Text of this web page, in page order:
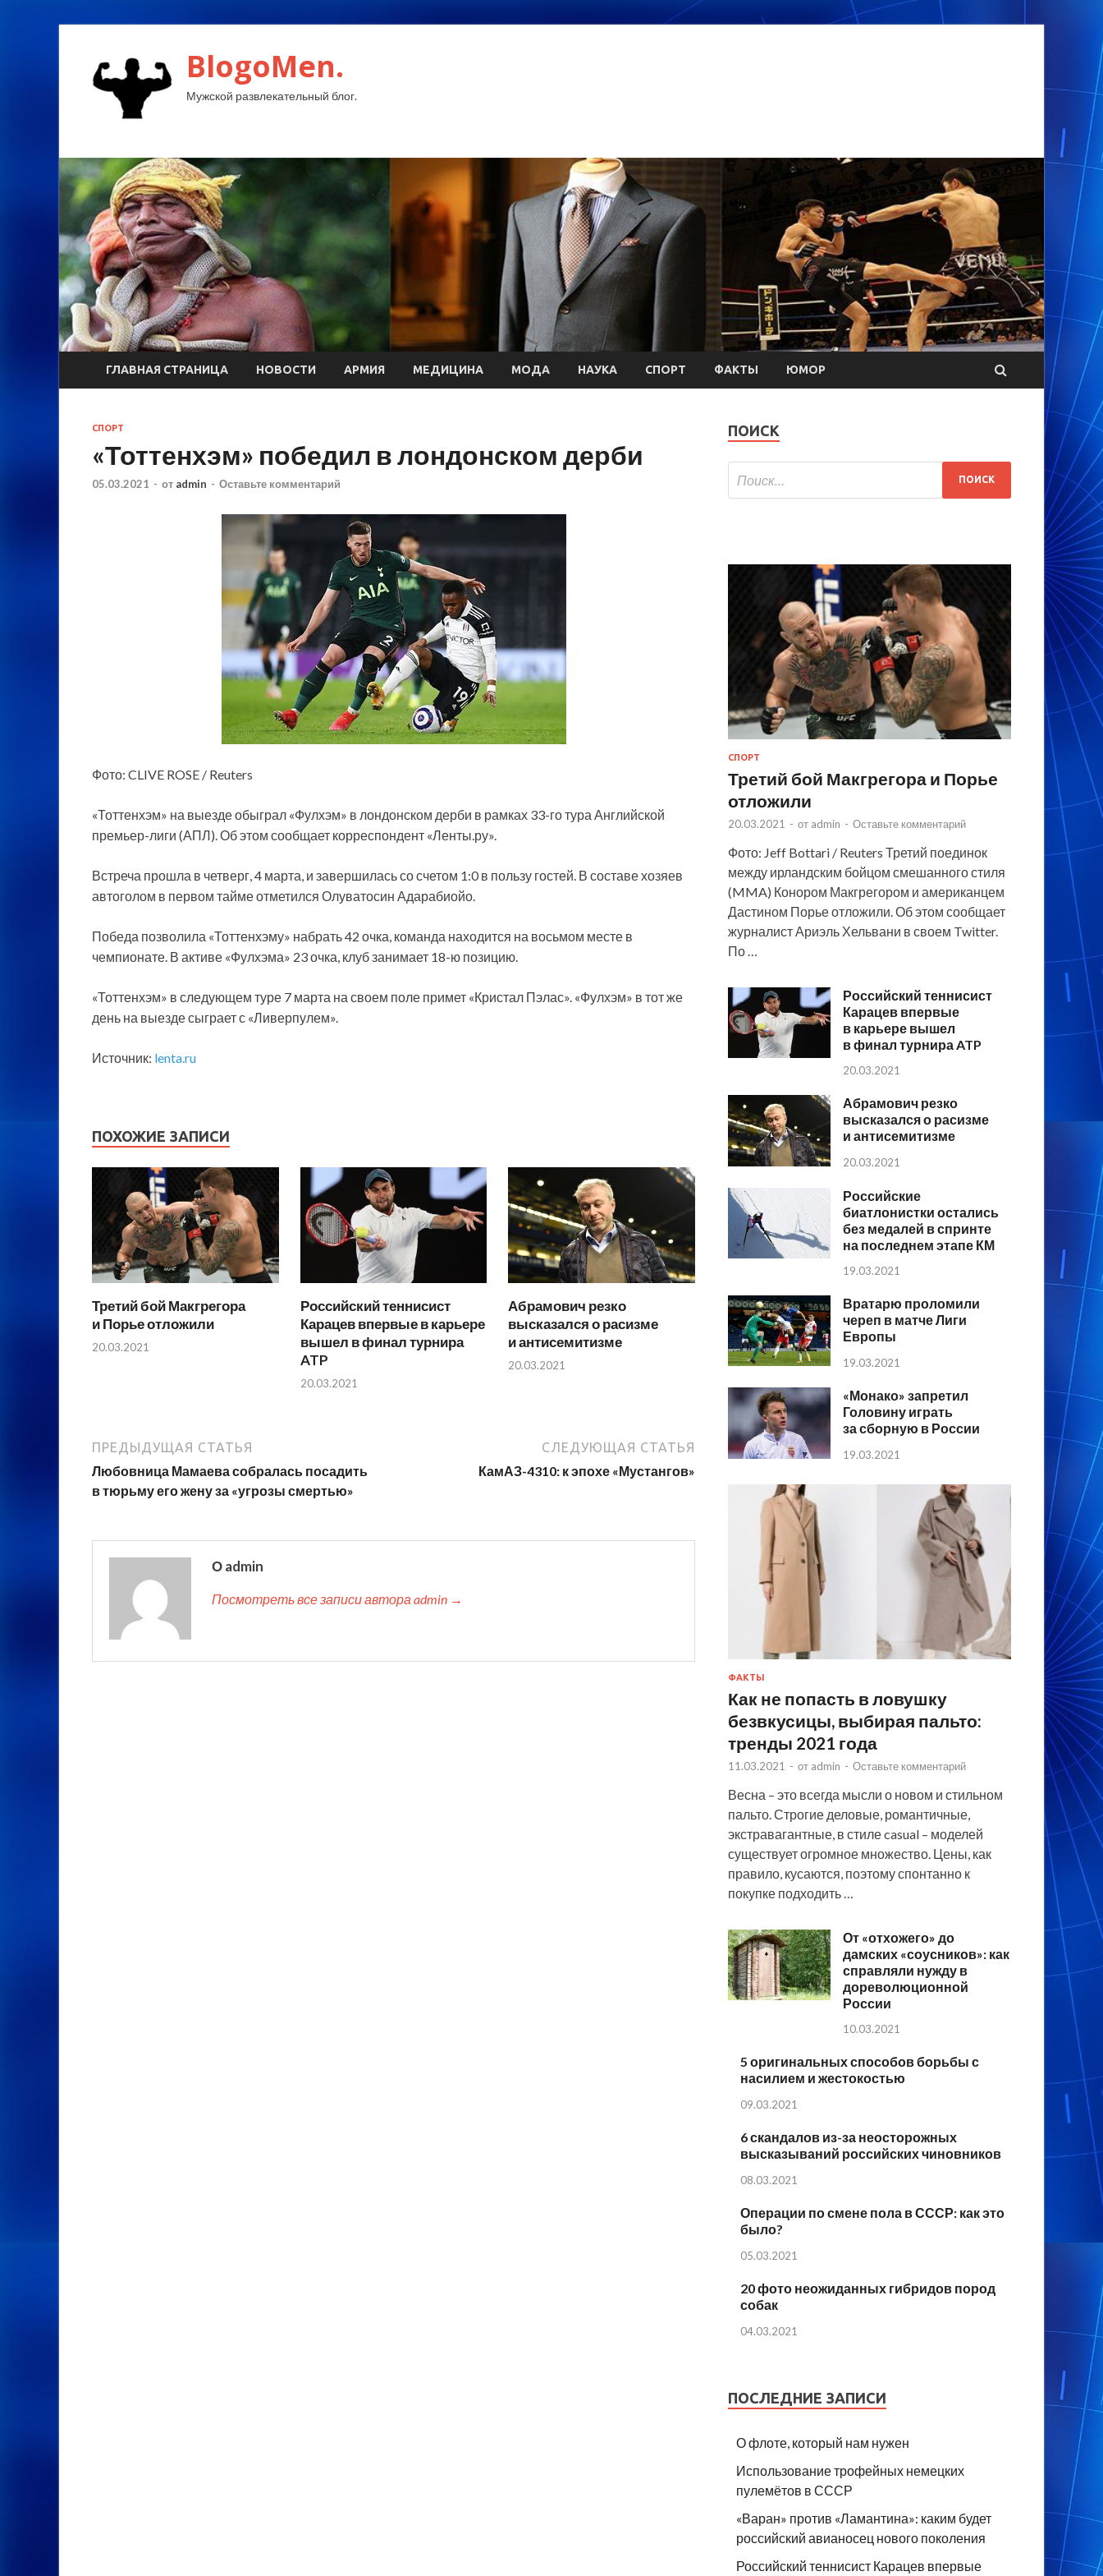
BlogoMen.
Мужской развлекательный блог.
ГЛАВНАЯ СТРАНИЦА НОВОСТИ АРМИЯ МЕДИЦИНА МОДА НАУКА СПОРТ ФАКТЫ ЮМОР
СПОРТ
«Тоттенхэм» победил в лондонском дерби
05.03.2021 - от admin - Оставьте комментарий
Фото: CLIVE ROSE / Reuters
«Тоттенхэм» на выезде обыграл «Фулхэм» в лондонском дерби в рамках 33-го тура Английской
премьер-лиги (АПЛ). Об этом сообщает корреспондент «Ленты.ру».
Встреча прошла в четверг, 4 марта, и завершилась со счетом 1:0 в пользу гостей. В составе хозяев
автоголом в первом тайме отметился Олуватосин Адарабиойо.
Победа позволила «Тоттенхэму» набрать 42 очка, команда находится на восьмом месте в
чемпионате. В активе «Фулхэма» 23 очка, клуб занимает 18-ю позицию.
«Тоттенхэм» в следующем туре 7 марта на своем поле примет «Кристал Пэлас». «Фулхэм» в тот же
день на выезде сыграет с «Ливерпулем».
Источник: lenta.ru
ПОХОЖИЕ ЗАПИСИ
Третий бой Макгрегора
и Порье отложили
20.03.2021
Российский теннисист
Карацев впервые в карьере
вышел в финал турнира
ATP
20.03.2021
Абрамович резко
высказался о расизме
и антисемитизме
20.03.2021
ПРЕДЫДУЩАЯ СТАТЬЯ
Любовница Мамаева собралась посадить
в тюрьму его жену за «угрозы смертью»
СЛЕДУЮЩАЯ СТАТЬЯ
КамАЗ-4310: к эпохе «Мустангов»
О admin
Посмотреть все записи автора admin →
ПОИСК
СПОРТ
Третий бой Макгрегора и Порье
отложили
20.03.2021 - от admin - Оставьте комментарий
Фото: Jeff Bottari / Reuters Третий поединок
между ирландским бойцом смешанного стиля
(MMA) Конором Макгрегором и американцем
Дастином Порье отложили. Об этом сообщает
журналист Ариэль Хельвани в своем Twitter.
По …
Российский теннисист
Карацев впервые
в карьере вышел
в финал турнира ATP
20.03.2021
Абрамович резко
высказался о расизме
и антисемитизме
20.03.2021
Российские
биатлонистки остались
без медалей в спринте
на последнем этапе КМ
19.03.2021
Вратарю проломили
череп в матче Лиги
Европы
19.03.2021
«Монако» запретил
Головину играть
за сборную в России
19.03.2021
ФАКТЫ
Как не попасть в ловушку
безвкусицы, выбирая пальто:
тренды 2021 года
11.03.2021 - от admin - Оставьте комментарий
Весна – это всегда мысли о новом и стильном
пальто. Строгие деловые, романтичные,
экстравагантные, в стиле casual – моделей
существует огромное множество. Цены, как
правило, кусаются, поэтому спонтанно к
покупке подходить …
От «отхожего» до
дамских «соусников»: как
справляли нужду в
дореволюционной
России
10.03.2021
5 оригинальных способов борьбы с
насилием и жестокостью
09.03.2021
6 скандалов из-за неосторожных
высказываний российских чиновников
08.03.2021
Операции по смене пола в СССР: как это
было?
05.03.2021
20 фото неожиданных гибридов пород
собак
04.03.2021
ПОСЛЕДНИЕ ЗАПИСИ
О флоте, который нам нужен
Использование трофейных немецких
пулемётов в СССР
«Варан» против «Ламантина»: каким будет
российский авианосец нового поколения
Российский теннисист Карацев впервые